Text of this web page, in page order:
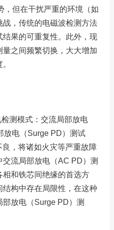
，但在干扰严重的环境（如
，传统的电磁波检测方法
果的可重复性。此外，现
之间频繁切换，大大增加
测模式：交流局部放电
放电（Surge PD）测试
，将诸如火灾等严重故障
流局部放电（AC PD）测
和铁芯间绝缘的首选方
构中存在局限性，在这种
放电（Surge PD）测